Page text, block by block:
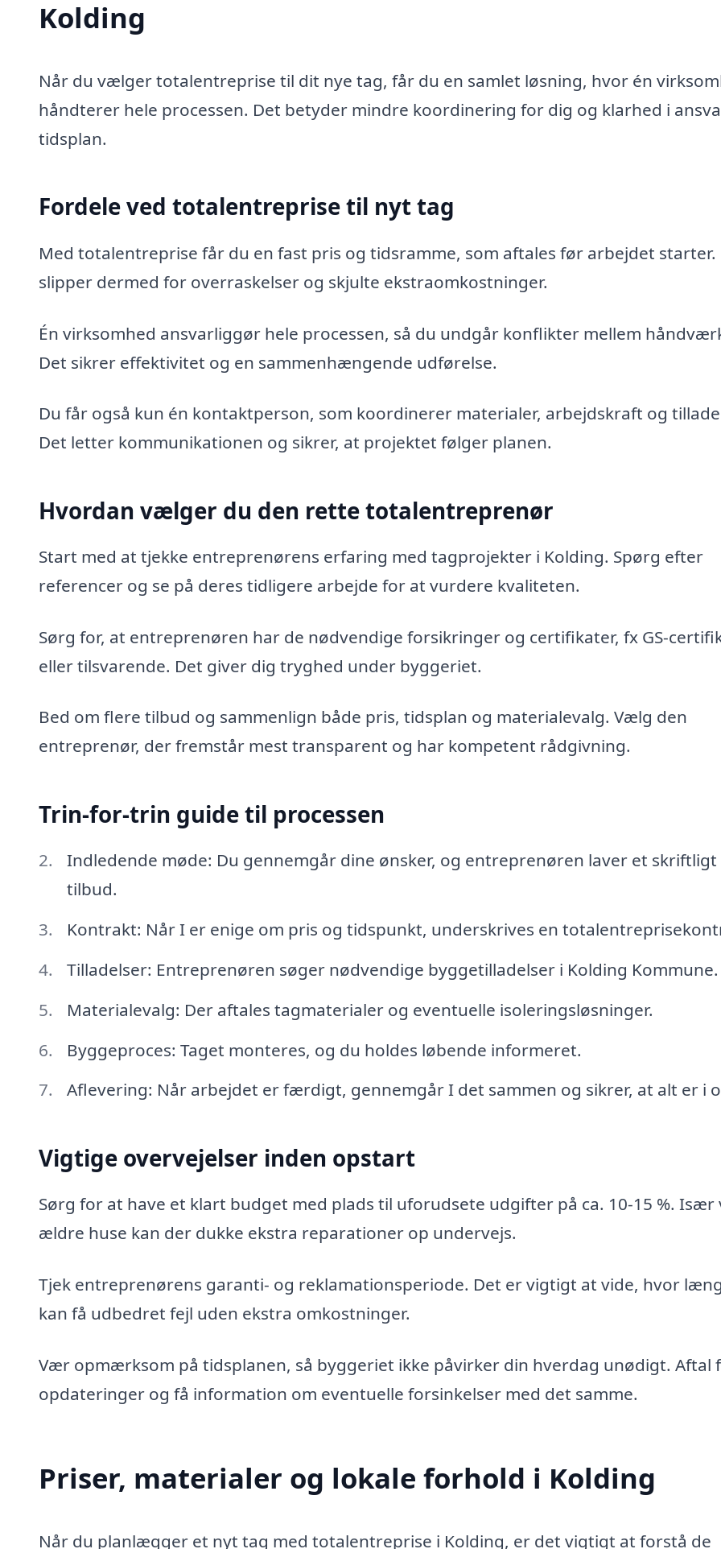
Kolding
Når du vælger totalentreprise til dit nye tag, får du en samlet løsning, hvor én
håndterer hele processen. Det betyder mindre koordinering for dig og klarhed i
tidsplan.
Fordele ved totalentreprise til nyt tag
Med totalentreprise får du en fast pris og tidsramme, som aftales før arbejdet starter.
slipper dermed for overraskelser og skjulte ekstraomkostninger.
Én virksomhed ansvarliggør hele processen, så du undgår konflikter mellem
Det sikrer effektivitet og en sammenhængende udførelse.
Du får også kun én kontaktperson, som koordinerer materialer, arbejdskraft og
Det letter kommunikationen og sikrer, at projektet følger planen.
Hvordan vælger du den rette totalentreprenør
Start med at tjekke entreprenørens erfaring med tagprojekter i Kolding. Spørg efter
referencer og se på deres tidligere arbejde for at vurdere kvaliteten.
Sørg for, at entreprenøren har de nødvendige forsikringer og certifikater, fx GS-
eller tilsvarende. Det giver dig tryghed under byggeriet.
Bed om flere tilbud og sammenlign både pris, tidsplan og materialevalg. Vælg den
entreprenør, der fremstår mest transparent og har kompetent rådgivning.
Trin-for-trin guide til processen
Indledende møde: Du gennemgår dine ønsker, og entreprenøren laver et skriftligt
tilbud.
Kontrakt: Når I er enige om pris og tidspunkt, underskrives en
Tilladelser: Entreprenøren søger nødvendige byggetilladelser i Kolding Kommune.
Materialevalg: Der aftales tagmaterialer og eventuelle isoleringsløsninger.
Byggeproces: Taget monteres, og du holdes løbende informeret.
Aflevering: Når arbejdet er færdigt, gennemgår I det sammen og sikrer, at alt er i
Vigtige overvejelser inden opstart
Sørg for at have et klart budget med plads til uforudsete udgifter på ca. 10-15 %. Især
ældre huse kan der dukke ekstra reparationer op undervejs.
Tjek entreprenørens garanti- og reklamationsperiode. Det er vigtigt at vide, hvor
kan få udbedret fejl uden ekstra omkostninger.
Vær opmærksom på tidsplanen, så byggeriet ikke påvirker din hverdag unødigt. Aftal
opdateringer og få information om eventuelle forsinkelser med det samme.
Priser, materialer og lokale forhold i Kolding
Når du planlægger et nyt tag med totalentreprise i Kolding, er det vigtigt at forstå de